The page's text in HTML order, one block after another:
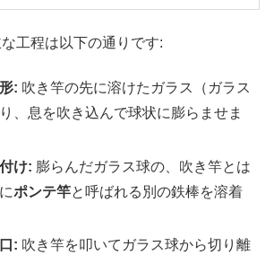
工程は以下の通りです:
: 吹き竿の先に溶けたガラス（ガラス
、息を吹き込んで球状に膨らませま
け: 膨らんだガラス球の、吹き竿とは
ポンテ竿と呼ばれる別の鉄棒を溶着
: 吹き竿を叩いてガラス球から切り離